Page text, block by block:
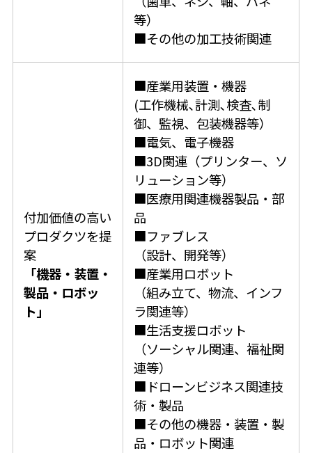
等）
■その他の加工技術関連
付加価値の高い
プロダクツを提
案
「機器・装置・
製品・ロボッ
ト」
■産業用装置・機器
(工作機械､計測､検査､制
御、監視、包装機器等）
■電気、電子機器
■3D関連（プリンター、ソ
リューション等）
■医療用関連機器製品・部
品
■ファブレス
（設計、開発等）
■産業用ロボット
（組み立て、物流、インフ
ラ関連等）
■生活支援ロボット
（ソーシャル関連、福祉関
連等）
■ドローンビジネス関連技
術・製品
■その他の機器・装置・製
品・ロボット関連